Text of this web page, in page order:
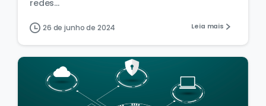
redes...
26 de junho de 2024 Leia mais